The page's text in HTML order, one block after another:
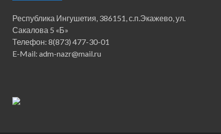
Республика Ингушетия, 386151, с.п.Экажево, ул.
Сакалова 5 «Б»
Телефон: 8(873) 477-30-01
E-Mail: adm-nazr@mail.ru